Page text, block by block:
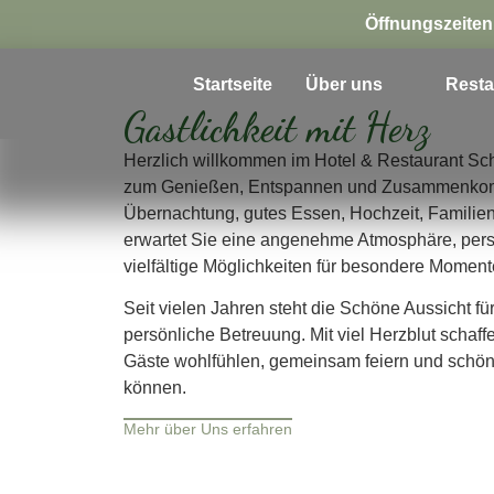
Startseite Über uns
Gastlichkeit mit Herz
Herzlich willkommen im Hotel & Restaurant
zum Genießen, Entspannen und
Übernachtung, gutes Essen, Hochzeit,
erwartet Sie eine angenehme Atmosphäre,
vielfältige Möglichkeiten für besondere
Seit vielen Jahren steht die Schöne Aussicht
persönliche Betreuung. Mit viel Herzblut
Gäste wohlfühlen, gemeinsam feiern und
können.
Mehr über Uns erfahren